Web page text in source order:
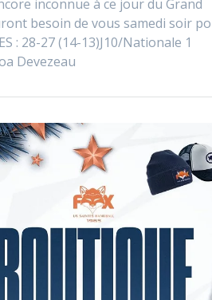
inconnue à ce jour du Grand
besoin de vous samedi soir
: 28-27 (14-13)J10/Nationale 1
Devezeau